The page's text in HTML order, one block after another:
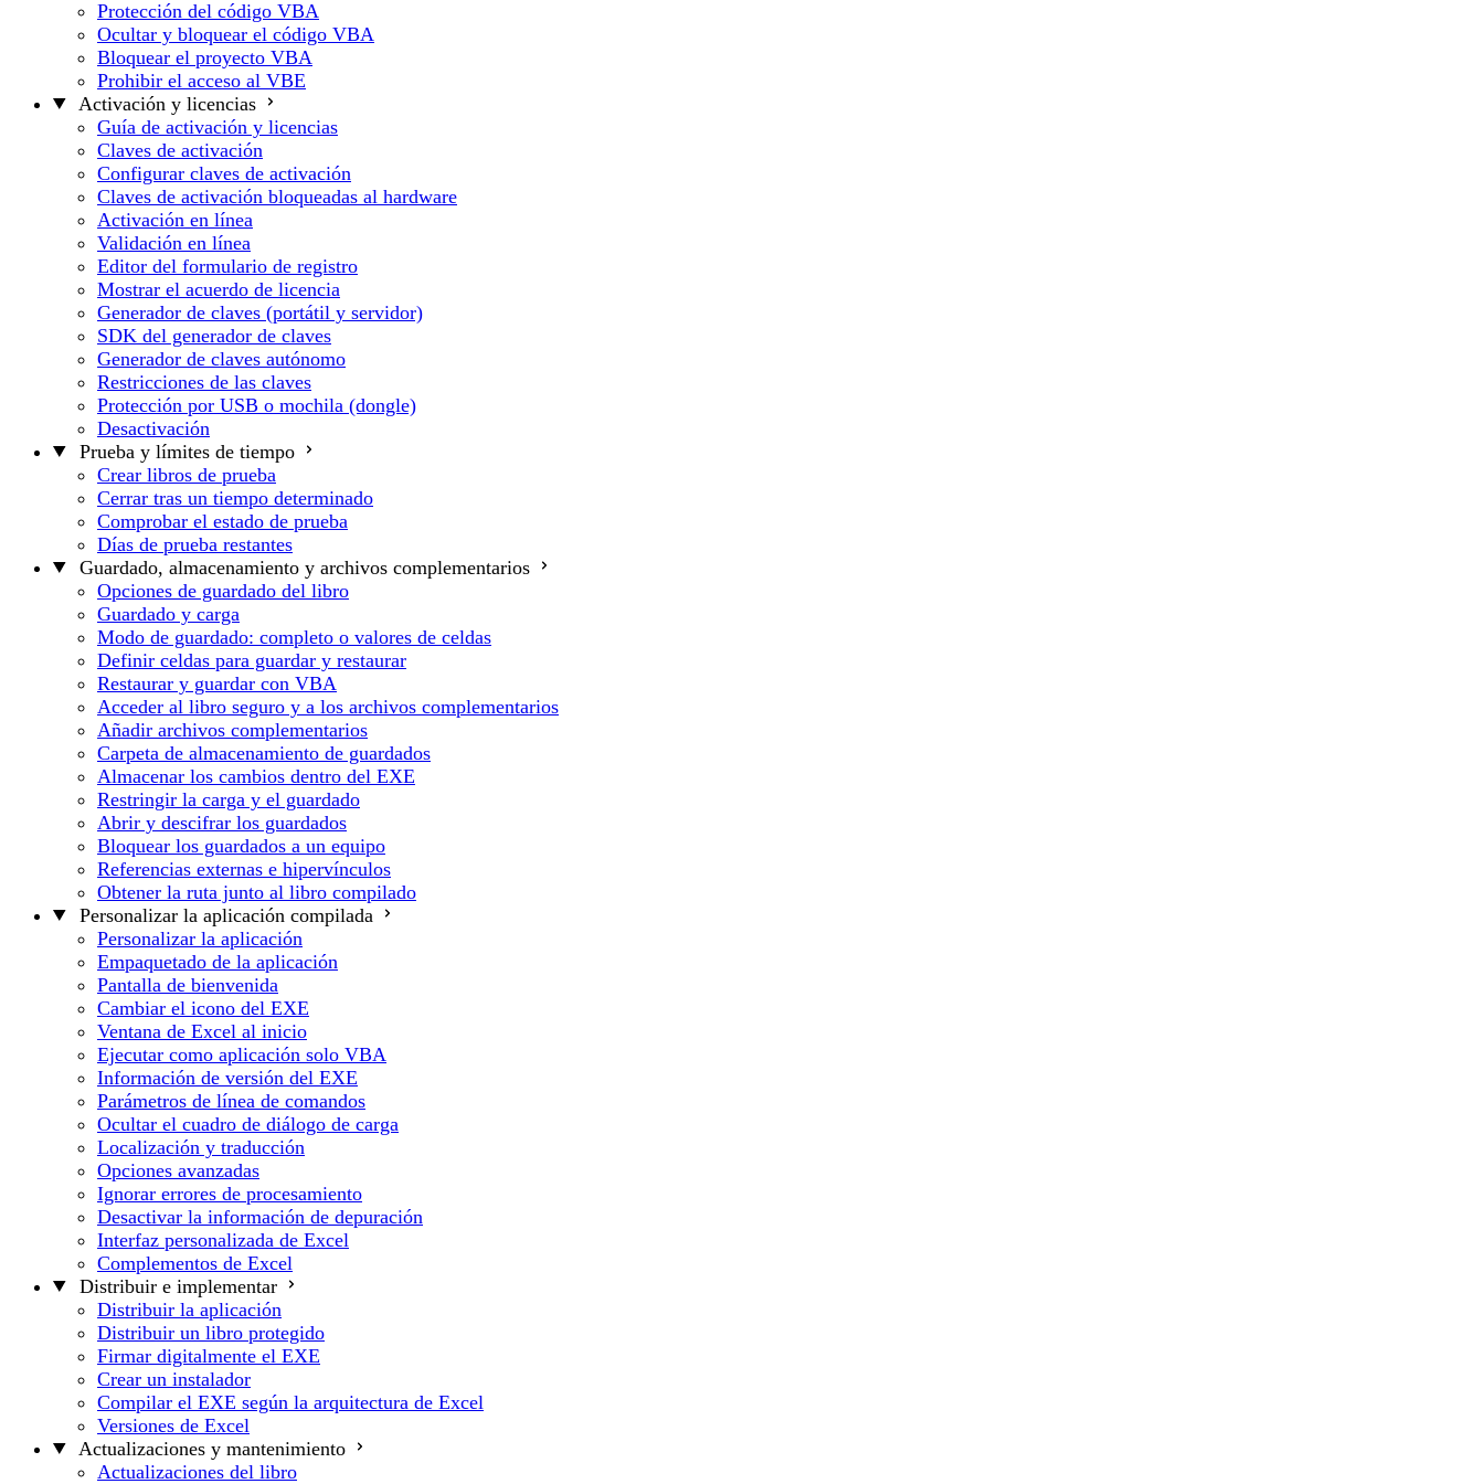
Protección del código VBA
Ocultar y bloquear el código VBA
Bloquear el proyecto VBA
Prohibir el acceso al VBE
Activación y licencias
Guía de activación y licencias
Claves de activación
Configurar claves de activación
Claves de activación bloqueadas al hardware
Activación en línea
Validación en línea
Editor del formulario de registro
Mostrar el acuerdo de licencia
Generador de claves (portátil y servidor)
SDK del generador de claves
Generador de claves autónomo
Restricciones de las claves
Protección por USB o mochila (dongle)
Desactivación
Prueba y límites de tiempo
Crear libros de prueba
Cerrar tras un tiempo determinado
Comprobar el estado de prueba
Días de prueba restantes
Guardado, almacenamiento y archivos complementarios
Opciones de guardado del libro
Guardado y carga
Modo de guardado: completo o valores de celdas
Definir celdas para guardar y restaurar
Restaurar y guardar con VBA
Acceder al libro seguro y a los archivos complementarios
Añadir archivos complementarios
Carpeta de almacenamiento de guardados
Almacenar los cambios dentro del EXE
Restringir la carga y el guardado
Abrir y descifrar los guardados
Bloquear los guardados a un equipo
Referencias externas e hipervínculos
Obtener la ruta junto al libro compilado
Personalizar la aplicación compilada
Personalizar la aplicación
Empaquetado de la aplicación
Pantalla de bienvenida
Cambiar el icono del EXE
Ventana de Excel al inicio
Ejecutar como aplicación solo VBA
Información de versión del EXE
Parámetros de línea de comandos
Ocultar el cuadro de diálogo de carga
Localización y traducción
Opciones avanzadas
Ignorar errores de procesamiento
Desactivar la información de depuración
Interfaz personalizada de Excel
Complementos de Excel
Distribuir e implementar
Distribuir la aplicación
Distribuir un libro protegido
Firmar digitalmente el EXE
Crear un instalador
Compilar el EXE según la arquitectura de Excel
Versiones de Excel
Actualizaciones y mantenimiento
Actualizaciones del libro